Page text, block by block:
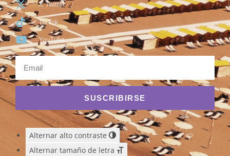
X Twitter
TikTok
YouTube
SUSCRIBIRSE
Alternar alto contraste
Alternar tamaño de letra